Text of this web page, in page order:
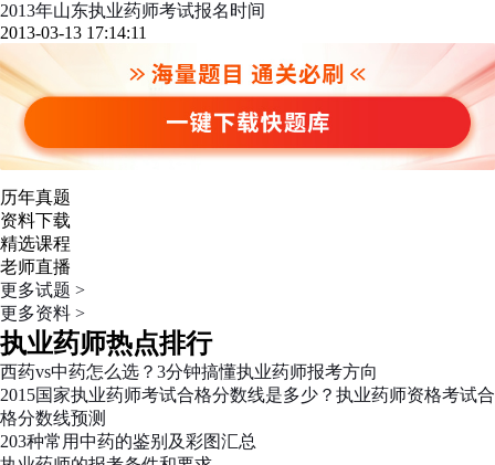
2013年山东执业药师考试报名时间
2013-03-13 17:14:11
历年真题
资料下载
精选课程
老师直播
更多试题 >
更多资料 >
执业药师热点排行
西药vs中药怎么选？3分钟搞懂执业药师报考方向
2015国家执业药师考试合格分数线是多少？执业药师资格考试合
格分数线预测
203种常用中药的鉴别及彩图汇总